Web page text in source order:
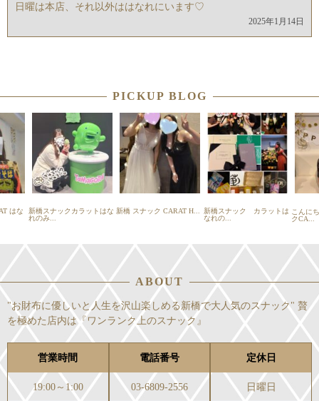
日曜は本店、それ以外ははなれにいます♡
2025年1月14日
PICKUP BLOG
はな
新橋スナックカラットはな
れのみ...
新橋 スナック CARAT H...
新橋スナック カラットは
なれの...
こんに
クCA...
ABOUT
"お財布に優しいと人生を沢山楽しめる新橋で大人気のスナック" 贅
を極めた店内は『ワンランク上のスナック』
営業時間
19:00～1:00
電話番号
03-6809-2556
定休日
日曜日